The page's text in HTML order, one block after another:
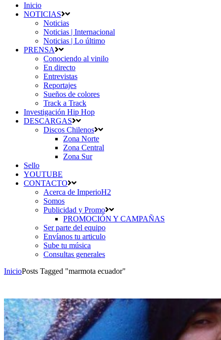
Inicio
NOTICIAS
Noticias
Noticias | Internacional
Noticias | Lo último
PRENSA
Conociendo al vinilo
En directo
Entrevistas
Reportajes
Sueños de colores
Track a Track
Investigación Hip Hop
DESCARGAS
Discos Chilenos
Zona Norte
Zona Central
Zona Sur
Sello
YOUTUBE
CONTACTO
Acerca de ImperioH2
Somos
Publicidad y Promo
PROMOCIÓN Y CAMPAÑAS
Ser parte del equipo
Envíanos tu articulo
Sube tu música
Consultas generales
InicioPosts Tagged "marmota ecuador"